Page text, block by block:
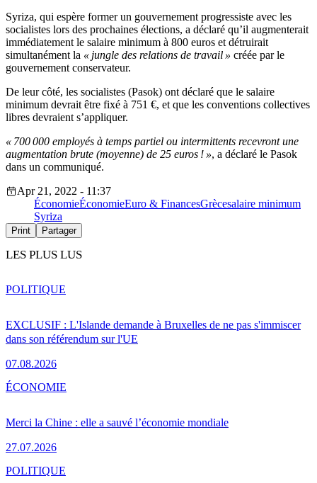
Syriza, qui espère former un gouvernement progressiste avec les
socialistes lors des prochaines élections, a déclaré qu’il augmenterait
immédiatement le salaire minimum à 800 euros et détruirait
simultanément la « jungle des relations de travail » créée par le
gouvernement conservateur.
De leur côté, les socialistes (Pasok) ont déclaré que le salaire
minimum devrait être fixé à 751 €, et que les conventions collectives
libres devraient s’appliquer.
« 700 000 employés à temps partiel ou intermittents recevront une
augmentation brute (moyenne) de 25 euros ! », a déclaré le Pasok
dans un communiqué.
Apr 21, 2022 - 11:37
ÉconomieÉconomieEuro & FinancesGrècesalaire minimum
Syriza
Print Partager
LES PLUS LUS
EXCLUSIF : L'Islande demande à Bruxelles de ne pas s'immiscer
dans son référendum sur l'UE
07.08.2026
POLITIQUE
Merci la Chine : elle a sauvé l’économie mondiale
27.07.2026
ÉCONOMIE
POLITIQUE